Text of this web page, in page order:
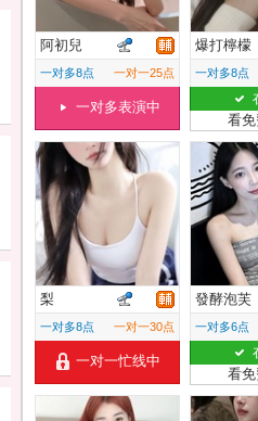
阿初兒
一对多8点 一对一25点
一对多表演中
爆打檸檬
一对多8点
看
梨
一对多8点 一对一30点
一对一忙线中
發酵泡芙
一对多6点
看